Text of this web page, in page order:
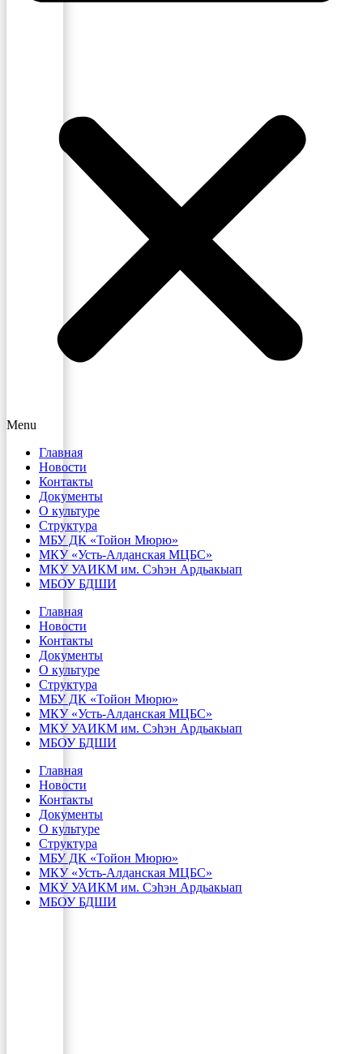
Menu
Главная
Новости
Контакты
Документы
О культуре
Структура
МБУ ДК «Тойон Мюрю»
МКУ «Усть-Алданская МЦБС»
МКУ УАИКМ им. Сэһэн Ардьакыап
МБОУ БДШИ
Главная
Новости
Контакты
Документы
О культуре
Структура
МБУ ДК «Тойон Мюрю»
МКУ «Усть-Алданская МЦБС»
МКУ УАИКМ им. Сэһэн Ардьакыап
МБОУ БДШИ
Главная
Новости
Контакты
Документы
О культуре
Структура
МБУ ДК «Тойон Мюрю»
МКУ «Усть-Алданская МЦБС»
МКУ УАИКМ им. Сэһэн Ардьакыап
МБОУ БДШИ